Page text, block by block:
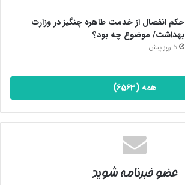
حکم انفصال از خدمت طاهره چنگیز در وزارت
بهداشت/ موضوع چه بود؟
5 روز پیش
همه (6563)
عضو خبرنامه شوید